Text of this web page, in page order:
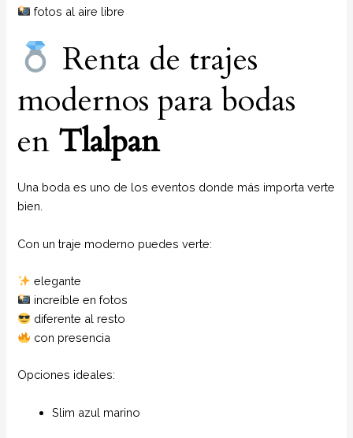
fotos al aire libre
Renta de trajes
modernos para bodas
en Tlalpan
Una boda es uno de los eventos donde más importa verte
bien.
Con un traje moderno puedes verte:
elegante
increíble en fotos
diferente al resto
con presencia
Opciones ideales:
Slim azul marino